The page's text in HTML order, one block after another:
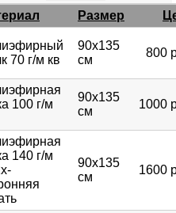
Размер
70 г/м кв
90х135
см
800
100 г/м
90х135
см
1000
140 г/м
90х135
см
1600